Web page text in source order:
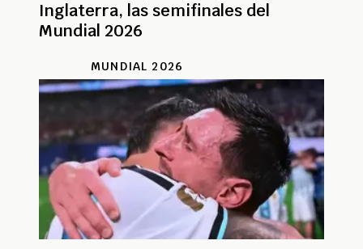
Inglaterra, las semifinales del
Mundial 2026
MUNDIAL 2026